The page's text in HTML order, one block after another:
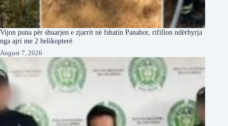
Vijon puna për shuarjen e zjarrit në fshatin Panahor, rifillon ndërhyrja
nga ajri me 2 helikopterë
August 7, 2026